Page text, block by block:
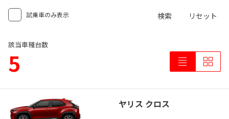
試乗車のみ表示 検索 リセット
該当車種台数
5
ヤリス クロス